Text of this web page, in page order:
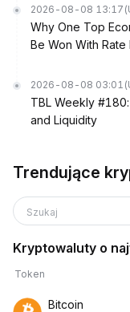
2026-08-08 13:17
Why One Top
Be Won With Rate
2026-08-08 03:01
TBL Weekly
and Liquidity
Trendujące
Szukaj
Kryptowaluty o
Token
Bitcoin